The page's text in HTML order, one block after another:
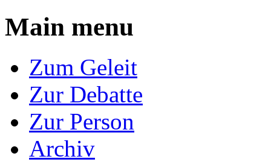
Main menu
to
contentZum Geleit
Zur Debatte
Zur Person
Archiv